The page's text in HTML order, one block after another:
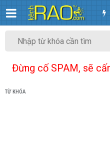
Đừng cố SPAM, sẽ
TỪ KHÓA